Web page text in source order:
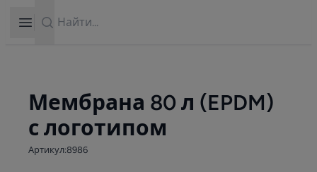
Open sidebar
Мембрана 80 л (EPDM)
с логотипом
Артикул:8986